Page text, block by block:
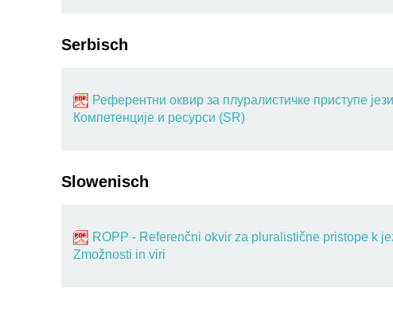
Serbisch
Референтни оквир за плуралистичке приступе
Компетенције и ресурси (SR)
Slowenisch
ROPP - Referenčni okvir za pluralistične pristope k
Zmožnosti in viri